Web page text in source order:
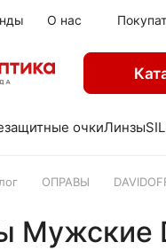
О нас
очкиЛинзы
ОПРАВЫ
Мужские